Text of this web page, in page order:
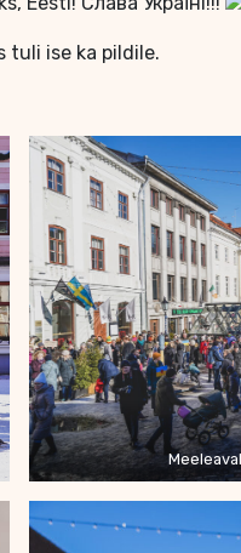
tuli ise ka pildile.